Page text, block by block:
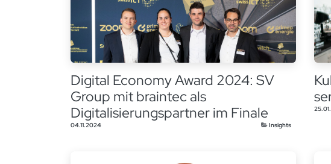
Digital Economy Award 2024: SV
Group mit braintec als
Digitalisierungspartner im Finale
04.11.2024 Insights